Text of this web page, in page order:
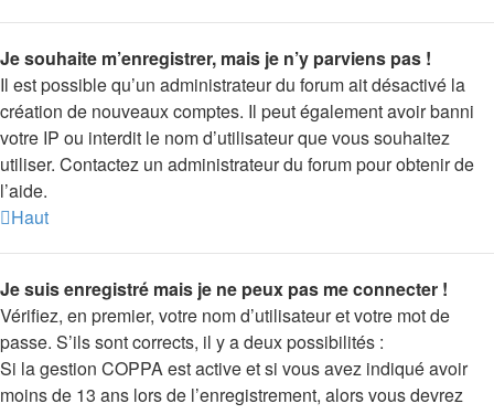
Je souhaite m’enregistrer, mais je n’y parviens pas !
Il est possible qu’un administrateur du forum ait désactivé la
création de nouveaux comptes. Il peut également avoir banni
votre IP ou interdit le nom d’utilisateur que vous souhaitez
utiliser. Contactez un administrateur du forum pour obtenir de
l’aide.
Haut
Je suis enregistré mais je ne peux pas me connecter !
Vérifiez, en premier, votre nom d’utilisateur et votre mot de
passe. S’ils sont corrects, il y a deux possibilités :
Si la gestion COPPA est active et si vous avez indiqué avoir
moins de 13 ans lors de l’enregistrement, alors vous devrez